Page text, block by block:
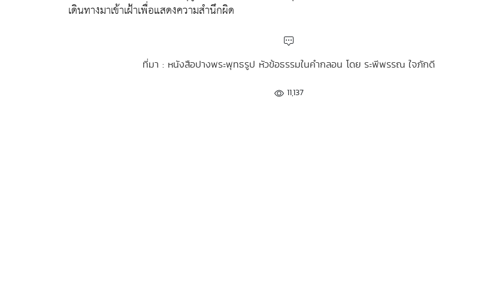
เดินทางมาเข้าเฝ้าเพื่อแสดงความสำนึกผิด
ที่มา : หนังสือปางพระพุทธรูป หัวข้อธรรมในคำกลอน โดย ระพีพรรณ ใจภักดี
11,137